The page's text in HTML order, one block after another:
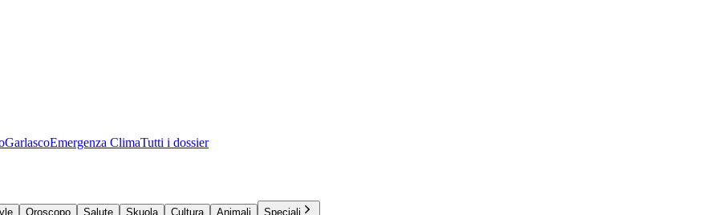
GarlascoEmergenza ClimaTutti i dossier
Oroscopo Salute Skuola Cultura Animali
Speciali